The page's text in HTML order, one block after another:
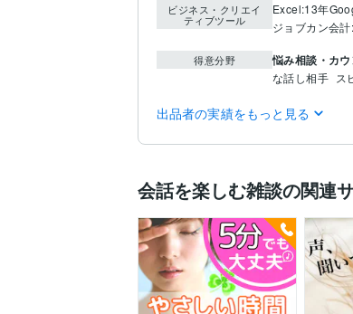
ビジネス・クリエイ
ティブツール
Excel:13年
ジョブカン会
得意分野 悩み相談・カ
な話し相手 ス
語学力 英語 日常会話
出品者の実績をもっと見る
会話を楽しむ雑談の関連